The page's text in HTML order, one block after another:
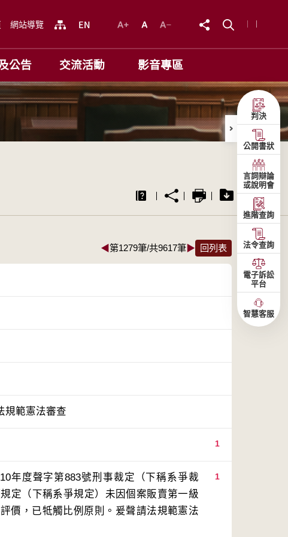
網站導覽
公告 交流活動 影音專區
◀第1279筆/共9617筆▶ 回列表
規範憲法審查
1
1
年度聲字第883號刑事裁定（下稱系爭裁
定（下稱系爭規定）未因個案販賣第一級
價，已牴觸比例原則。爰聲請法規範憲法
判決
公開書狀
言詞辯論
或說明會
進階查詢
法令查詢
電子訴訟
平台
智慧客服